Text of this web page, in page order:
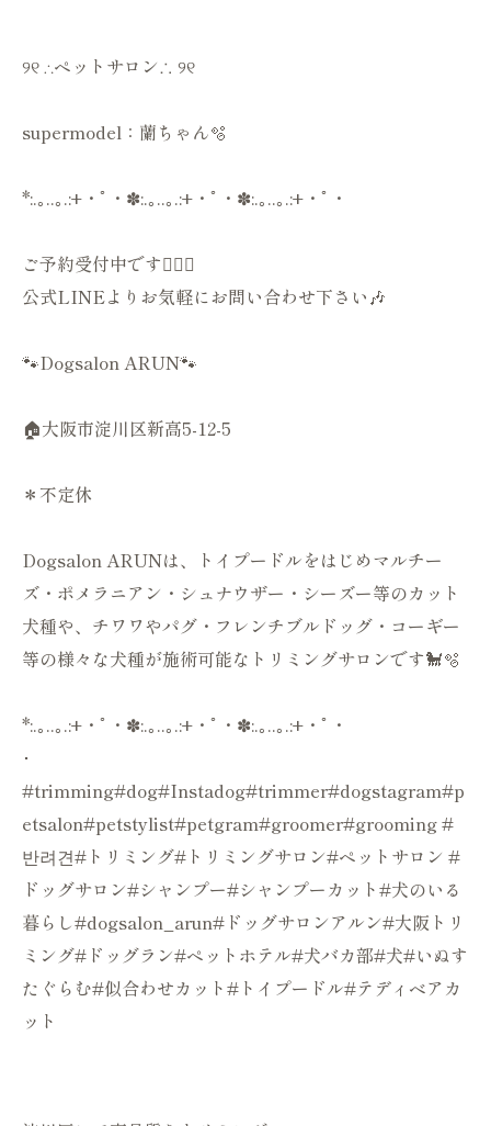
୨୧ ∴ペットサロン∴ ୨୧
supermodel：蘭ちゃん🫧
*:.｡..｡.:+・ﾟ・✽:.｡..｡.:+・ﾟ・✽:.｡..｡.:+・ﾟ・
ご予約受付中です💁🏻‍♀️
公式LINEよりお気軽にお問い合わせ下さい🎶
🐾Dogsalon ARUN🐾
🏠大阪市淀川区新高5-12-5
＊不定休
Dogsalon ARUNは、トイプードルをはじめマルチー
ズ・ポメラニアン・シュナウザー・シーズー等のカット
犬種や、チワワやパグ・フレンチブルドッグ・コーギー
等の様々な犬種が施術可能なトリミングサロンです🐩🫧
*:.｡..｡.:+・ﾟ・✽:.｡..｡.:+・ﾟ・✽:.｡..｡.:+・ﾟ・
･
#trimming#dog#Instadog#trimmer#dogstagram#p
etsalon#petstylist#petgram#groomer#grooming #
반려견#トリミング#トリミングサロン#ペットサロン #
ドッグサロン#シャンプー#シャンプーカット#犬のいる
暮らし#dogsalon_arun#ドッグサロンアルン#大阪トリ
ミング#ドッグラン#ペットホテル#犬バカ部#犬#いぬす
たぐらむ#似合わせカット#トイプードル#テディベアカ
ット